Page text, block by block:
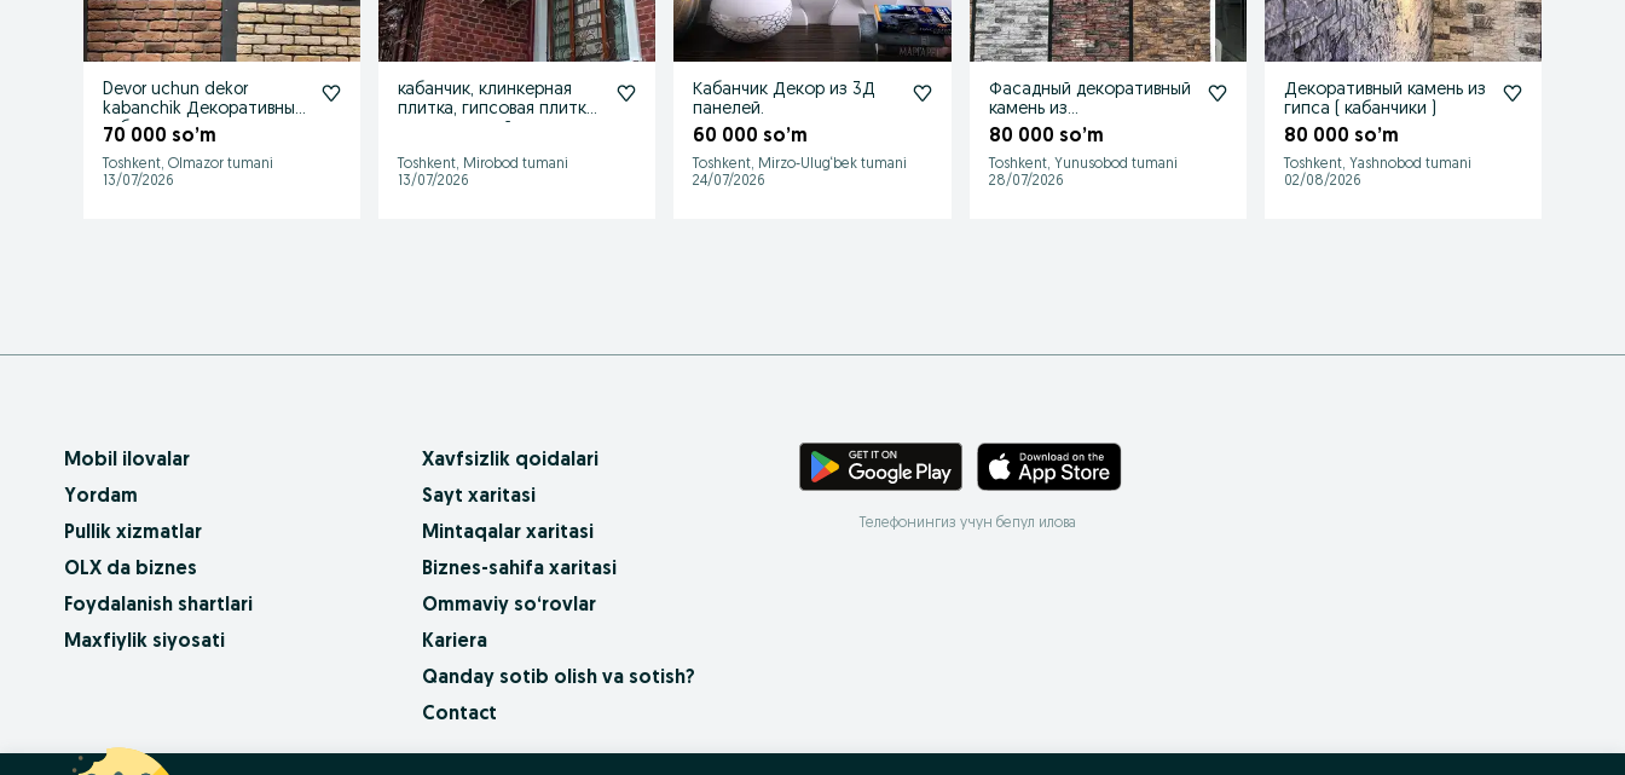
Devor uchun dekor
kabanchik Декоративный
кабанчик для стен
70 000 so’m
Toshkent, Olmazor tumani
13/07/2026
кабанчик, клинкерная
плитка, гипсовая плитка,
Toshkent, Mirobod tumani
13/07/2026
Кабанчик Декор из 3Д
панелей.
60 000 so’m
Toshkent, Mirzo-Ulug‘bek tumani
24/07/2026
Фасадный декоративный
камень из
высокочаствинога гипса
80 000 so’m
Toshkent, Yunusobod tumani
28/07/2026
Декоративный камень из
гипса ( кабанчики )
80 000 so’m
Toshkent, Yashnobod tumani
02/08/2026
Mobil ilovalar
Yordam
Pullik xizmatlar
OLX da biznes
Foydalanish shartlari
Maxfiylik siyosati
Xavfsizlik qoidalari
Sayt xaritasi
Mintaqalar xaritasi
Biznes-sahifa xaritasi
Ommaviy so‘rovlar
Kariera
Qanday sotib olish va sotish?
Contact
Телефонингиз учун бепул илова